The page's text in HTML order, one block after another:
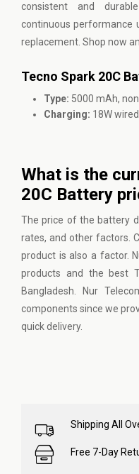
consistent and
continuous performance
replacement. Shop now
Tecno Spark 20C
Type: 5000 mAh,
Charging: 18W wired
What is the
20C Battery
The price of the battery
rates, and other factors.
product is also a factor.
products and the best
Bangladesh. Nur
components since we
quick delivery.
Shipping All
Free 7-Day